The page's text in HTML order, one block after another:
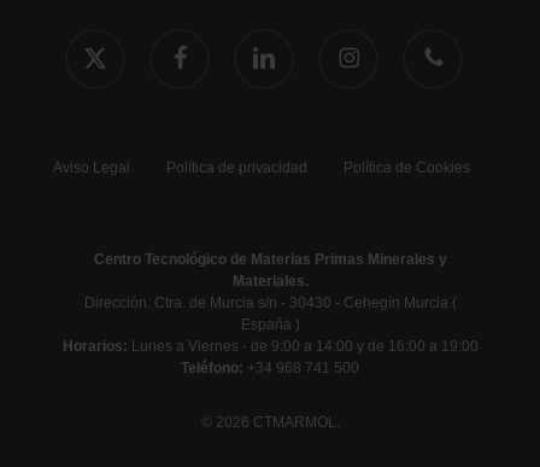
twitter
Aviso Legal Política de privacidad Política de Cookies
Centro Tecnológico de Materias Primas Minerales y
Materiales.
Dirección: Ctra. de Murcia s/n - 30430 - Cehegín Murcia (
España )
Horarios: Lunes a Viernes - de 9:00 a 14:00 y de 16:00 a 19:00
Teléfono: +34 968 741 500
© 2026 CTMARMOL.